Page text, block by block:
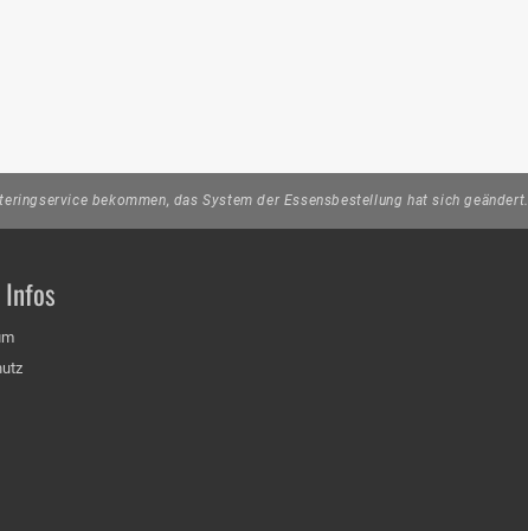
bekommen, das System der Essensbestellung hat sich geändert.